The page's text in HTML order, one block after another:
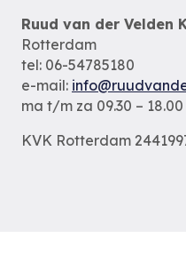
Ruud van der Velden
Rotterdam
tel: 06-54785180
e-mail:
ma t/m za 09.30 –
KVK Rotterdam